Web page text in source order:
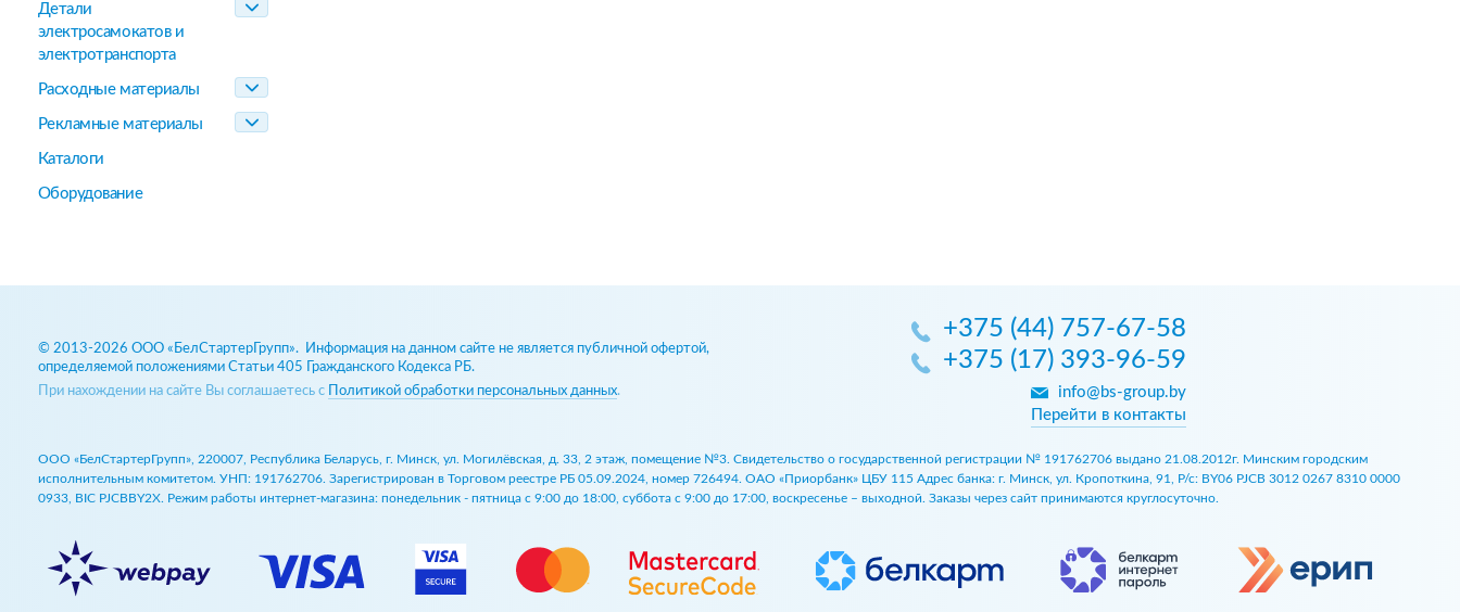
Детали
электросамокатов и
электротранспорта
Расходные материалы
Рекламные материалы
Каталоги
Оборудование
© 2013-2026 ООО «БелСтартерГрупп». Информация на данном сайте не является публичной офертой,
определяемой положениями Статьи 405 Гражданского Кодекса РБ.
При нахождении на сайте Вы соглашаетесь с
Политикой обработки персональных данных.
+375 (44) 757-67-58
+375 (17) 393-96-59
info@bs-group.by
Перейти в контакты
ООО «БелСтартерГрупп», 220007, Республика Беларусь, г. Минск, ул. Могилёвская, д. 33, 2 этаж, помещение №3. Свидетельство о государственной регистрации № 191762706 выдано 21.08.2012г. Минским городским
исполнительным комитетом. УНП: 191762706. Зарегистрирован в Торговом реестре РБ 05.09.2024, номер 726494. ОАО «Приорбанк» ЦБУ 115 Адрес банка: г. Минск, ул. Кропоткина, 91, Р/с: BY06 PJCB 3012 0267 8310 0000
0933, BIC PJCBBY2X. Режим работы интернет-магазина: понедельник - пятница с 9:00 до 18:00, суббота с 9:00 до 17:00, воскресенье – выходной. Заказы через сайт принимаются круглосуточно.